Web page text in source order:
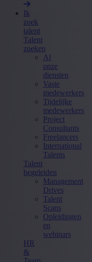
Ik
zoek
talent
Talent
zoeken
Al
onze
diensten
Vaste
medewerkers
Tijdelijke
medewerkers
Project
Consultants
Freelancers
International
Talents
Talent
begeleiden
Management
Drives
Talent
Scans
Opleidingen
en
webinars
HR
&